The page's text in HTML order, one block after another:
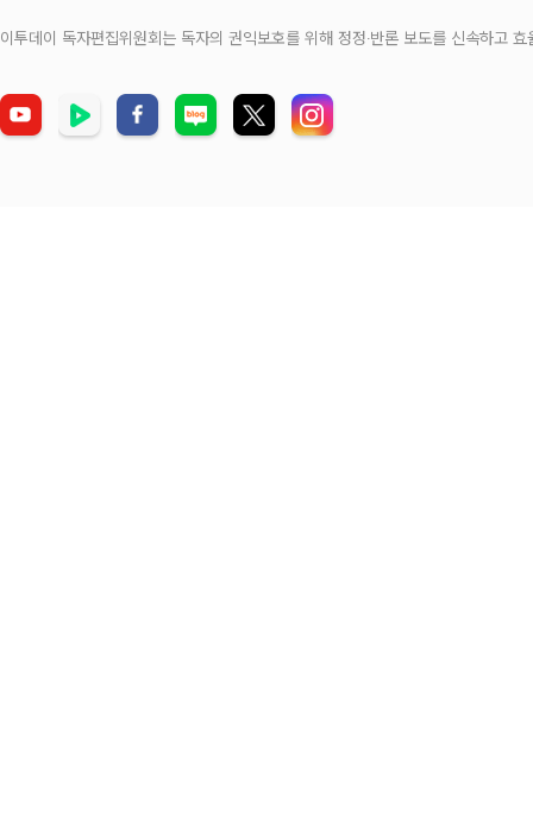
이투데이 독자편집위원회는 독자의 권익보호를 위해 정정‧반론 보도를 신속하고